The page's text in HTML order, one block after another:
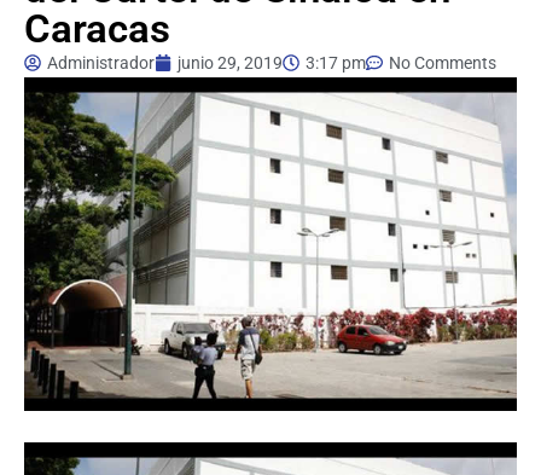
Caracas
Administrador junio 29, 2019 3:17 pm No Comments